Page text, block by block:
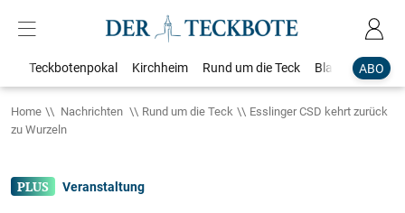
ABO
Teckbotenpokal Kirchheim Rund um die Teck Blaulicht
Home Nachrichten Rund um die Teck
Esslinger CSD kehrt zurück
zu Wurzeln
Veranstaltung